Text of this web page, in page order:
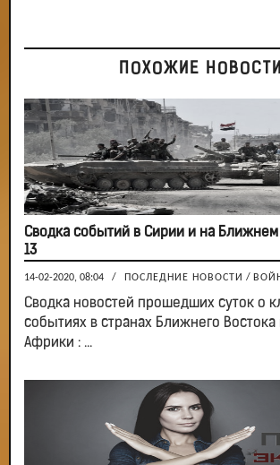
ПОХОЖИЕ НОВОСТИ
Сводка событий в Сирии и на Ближнем
13
14-02-2020, 08:04 / ПОСЛЕДНИЕ НОВОСТИ /
Сводка новостей прошедших суток о
событиях в странах Ближнего
Африки : ...